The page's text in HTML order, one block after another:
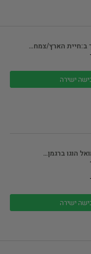
ב:חיית הארץ/צמח…
ישירה
הוגו ברגמן…
ישירה